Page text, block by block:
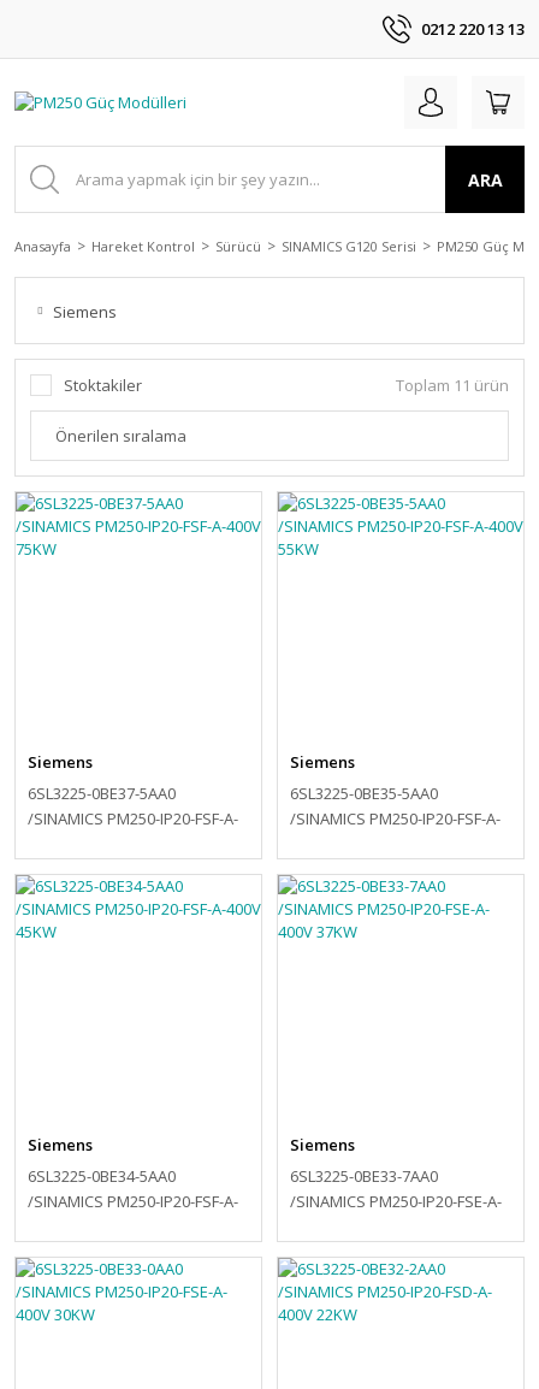
0212 220 13 13
ARA
Anasayfa Hareket Kontrol Sürücü SINAMICS G120 Serisi PM250 Güç
Siemens
Stoktakiler Toplam 11 ürün
Siemens
6SL3225-0BE37-5AA0
/SINAMICS PM250-IP20-FSF-A-
Siemens
6SL3225-0BE35-5AA0
/SINAMICS PM250-IP20-FSF-A-
Siemens
6SL3225-0BE34-5AA0
/SINAMICS PM250-IP20-FSF-A-
Siemens
6SL3225-0BE33-7AA0
/SINAMICS PM250-IP20-FSE-A-